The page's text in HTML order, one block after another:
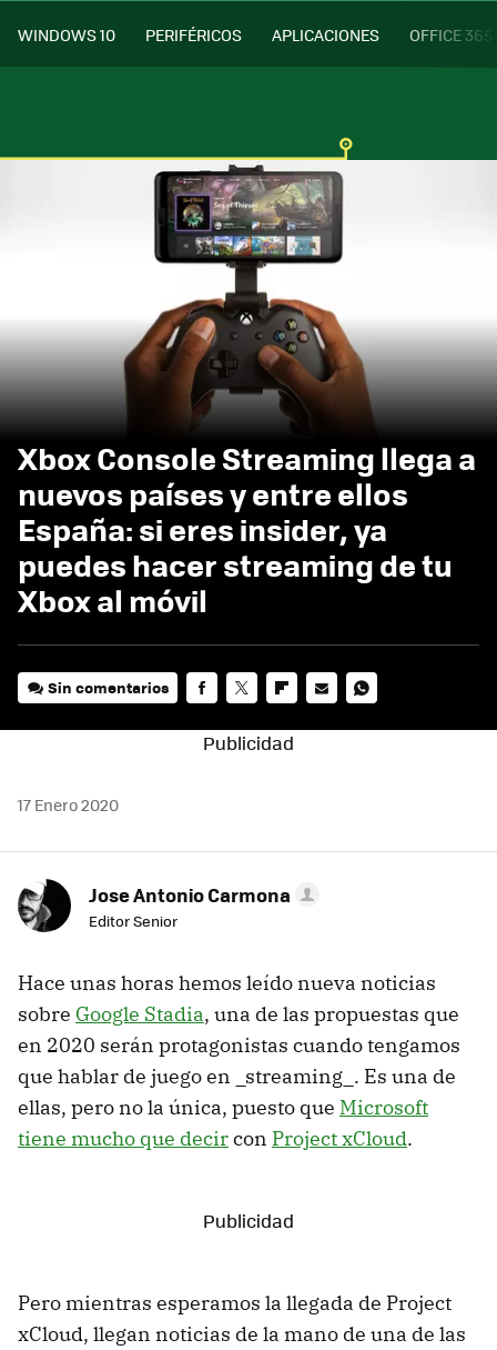
WINDOWS 10 PERIFÉRICOS APLICACIONES OFFICE 365
Xbox Console Streaming llega a
nuevos países y entre ellos
España: si eres insider, ya
puedes hacer streaming de tu
Xbox al móvil
Sin comentarios
17 Enero 2020
Jose Antonio Carmona
Editor Senior
Hace unas horas hemos leído nueva noticias
sobre Google Stadia, una de las propuestas que
en 2020 serán protagonistas cuando tengamos
que hablar de juego en _streaming_. Es una de
ellas, pero no la única, puesto que Microsoft
tiene mucho que decircon Project xCloud.
Pero mientras esperamos la llegada de Project
xCloud, llegan noticias de la mano de una de las